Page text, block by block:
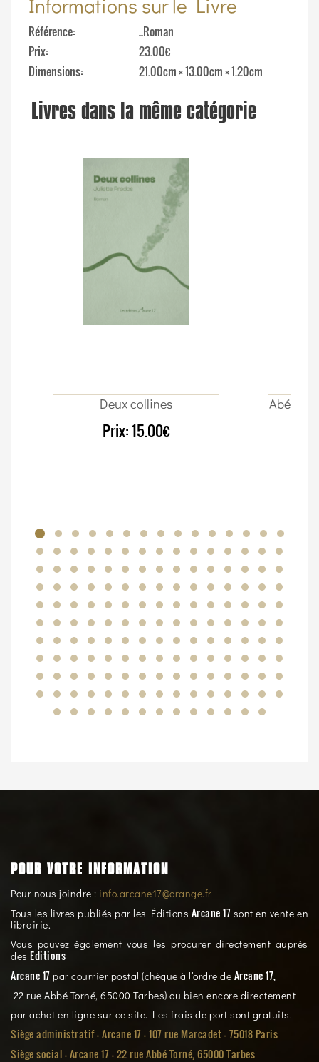
Référence
_Roman
Prix
23.00€
Dimensions
21.00cm × 13.00cm × 1.20cm
Livres dans la même catégorie
Deux collines
Prix:15.00€
POUR VOTRE INFORMATION
Pour nous joindre : info.arcane17@orange.fr
Tous les livres publiés par les Éditions Arcane 17 sont en vente en
librairie.
Vous pouvez également vous les procurer directement auprès
des Editions
Arcane 17 par courrier postal (chèque à l’ordre de Arcane 17,
22 rue Abbé Torné, 65000 Tarbes) ou bien encore directement
par achat en ligne sur ce site. Les frais de port sont gratuits.
Siège administratif - Arcane 17 - 107 rue Marcadet - 75018 Paris
Siège social -Arcane 17 - 22 rue Abbé Torné, 65000 Tarbes